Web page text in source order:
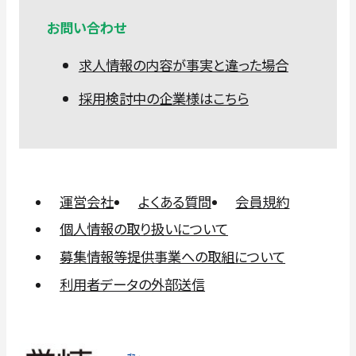
お問い合わせ
求人情報の内容が事実と違った場合
採用検討中の企業様はこちら
運営会社 よくある質問
会員規約
個人情報の取り扱いについて
募集情報等提供事業への取組について
利用者データの外部送信